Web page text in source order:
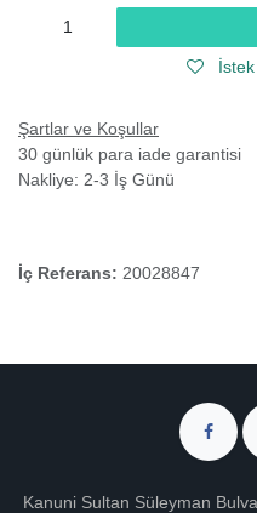
Şartlar ve Koşullar
30 günlük para iade garantisi
Nakliye: 2-3 İş Günü
İç Referans: 20028847
Kanuni Sultan Süleyman